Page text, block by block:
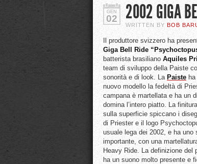
GEN
02 2002 GIGA
WRITTEN BY BOB
Il produttore svizzero ha
Giga Bell Ride
batterista brasilianoAquiles
team di sviluppo della Paiste
sonorità e di look. La Paiste
nuovo modello la fedeltà di
campana è martellata e ha un
domina l’intero piatto. La
sulla superficie spiccano i
di Priester e il logo
usuale lega dei 2002, e ha uno
importante, con una
Heavy Ride. La definizione del
ha un suono molto presente e